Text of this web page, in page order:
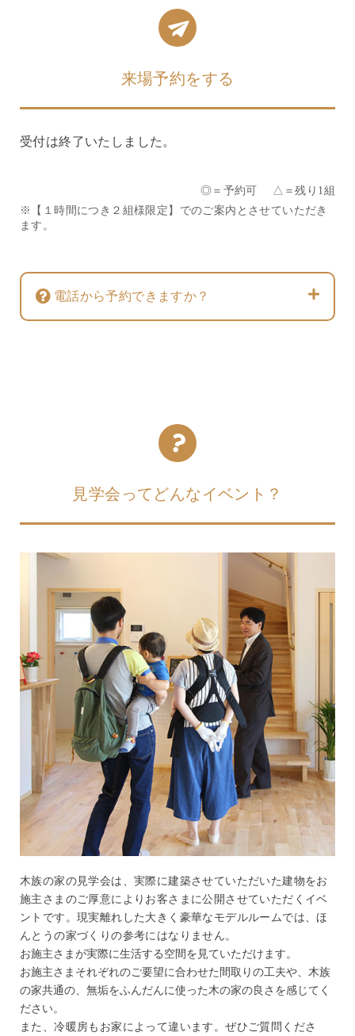
来場予約をする
受付は終了いたしました。
◎＝予約可 △＝残り1組
※【１時間につき２組様限定】でのご案内とさせていただき
ます。
電話から予約できますか？
見学会ってどんなイベント？
木族の家の見学会は、実際に建築させていただいた建物をお
施主さまのご厚意によりお客さまに公開させていただくイベ
ントです。現実離れした大きく豪華なモデルルームでは、ほ
んとうの家づくりの参考にはなりません。
お施主さまが実際に生活する空間を見ていただけます。
お施主さまそれぞれのご要望に合わせた間取りの工夫や、木族
の家共通の、無垢をふんだんに使った木の家の良さを感じてく
ださい。
また、冷暖房もお家によって違います。ぜひご質問くださ